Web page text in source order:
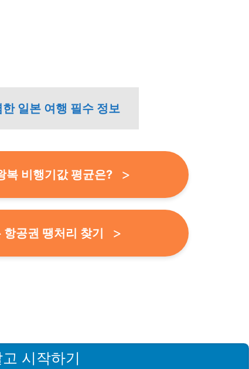
한 일본 여행 필수 정보
복 비행기값 평균은?
항공권 땡처리 찾기
시작하기